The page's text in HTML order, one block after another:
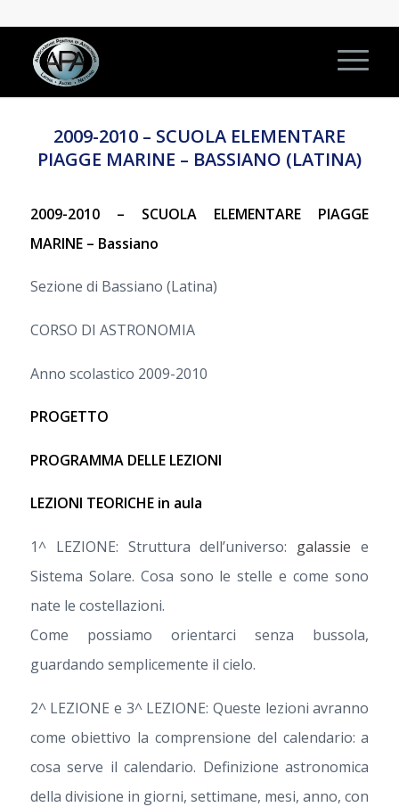
2009-2010 – SCUOLA ELEMENTARE
PIAGGE MARINE – BASSIANO (LATINA)
2009-2010 – SCUOLA ELEMENTARE PIAGGE
MARINE – Bassiano
Sezione di Bassiano (Latina)
CORSO DI ASTRONOMIA
Anno scolastico 2009-2010
PROGETTO
PROGRAMMA DELLE LEZIONI
LEZIONI TEORICHE in aula
1^ LEZIONE: Struttura dell’universo: galassie e
Sistema Solare. Cosa sono le stelle e come sono
nate le costellazioni.
Come possiamo orientarci senza bussola,
guardando semplicemente il cielo.
2^ LEZIONE e 3^ LEZIONE: Queste lezioni avranno
come obiettivo la comprensione del calendario: a
cosa serve il calendario. Definizione astronomica
della divisione in giorni, settimane, mesi, anno, con